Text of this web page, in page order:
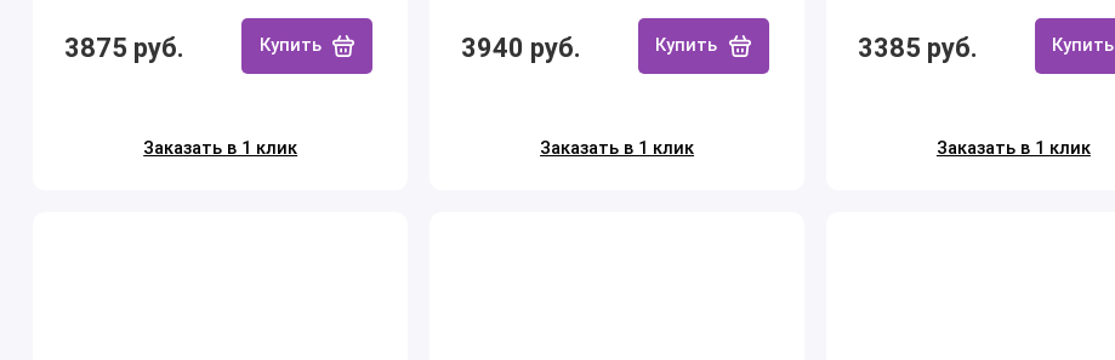
3875 руб. Купить
Заказать в 1 клик
3940 руб. Купить
Заказать в 1 клик
3385 руб. Купить
Заказать в 1 клик